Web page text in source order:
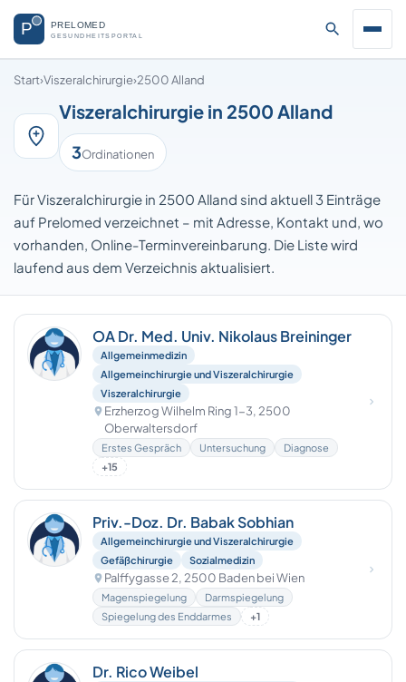
Start›Viszeralchirurgie›2500 Alland
Viszeralchirurgie in 2500 Alland
3Ordinationen
Für Viszeralchirurgie in 2500 Alland sind aktuell 3 Einträge
auf Prelomed verzeichnet – mit Adresse, Kontakt und, wo
vorhanden, Online-Terminvereinbarung. Die Liste wird
laufend aus dem Verzeichnis aktualisiert.
OA Dr. Med. Univ. Nikolaus Breininger
Allgemeinmedizin
Allgemeinchirurgie und Viszeralchirurgie
Viszeralchirurgie
Erzherzog Wilhelm Ring 1-3, 2500
Oberwaltersdorf
Erstes Gespräch Untersuchung
Diagnose
+15
Priv.-Doz. Dr. Babak Sobhian
Allgemeinchirurgie und Viszeralchirurgie
Gefäßchirurgie
Sozialmedizin
Palffygasse 2, 2500 Baden bei Wien
Magenspiegelung
Darmspiegelung
Spiegelung des Enddarmes
+1
Dr. Rico Weibel